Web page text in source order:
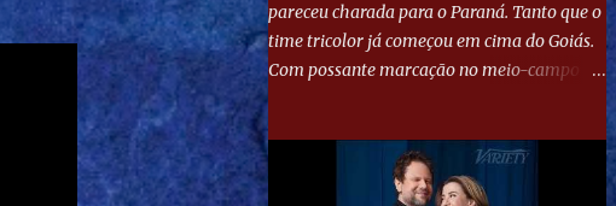
pareceu charada para o Paraná. Tanto que o
time tricolor já começou em cima do Goiás.
Com possante marcação no meio-campo e
direita, invadiu a área e bateu cruzado no
canto, sem chance para Harlei. Tal qual o